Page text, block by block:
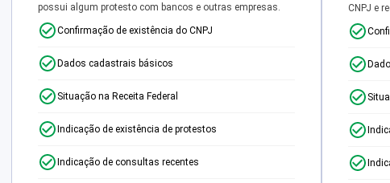
possui algum protesto com bancos e outras empresas.
Confirmação de existência do CNPJ
Dados cadastrais básicos
Situação na Receita Federal
Indicação de existência de protestos
Indicação de consultas recentes
CNPJ e